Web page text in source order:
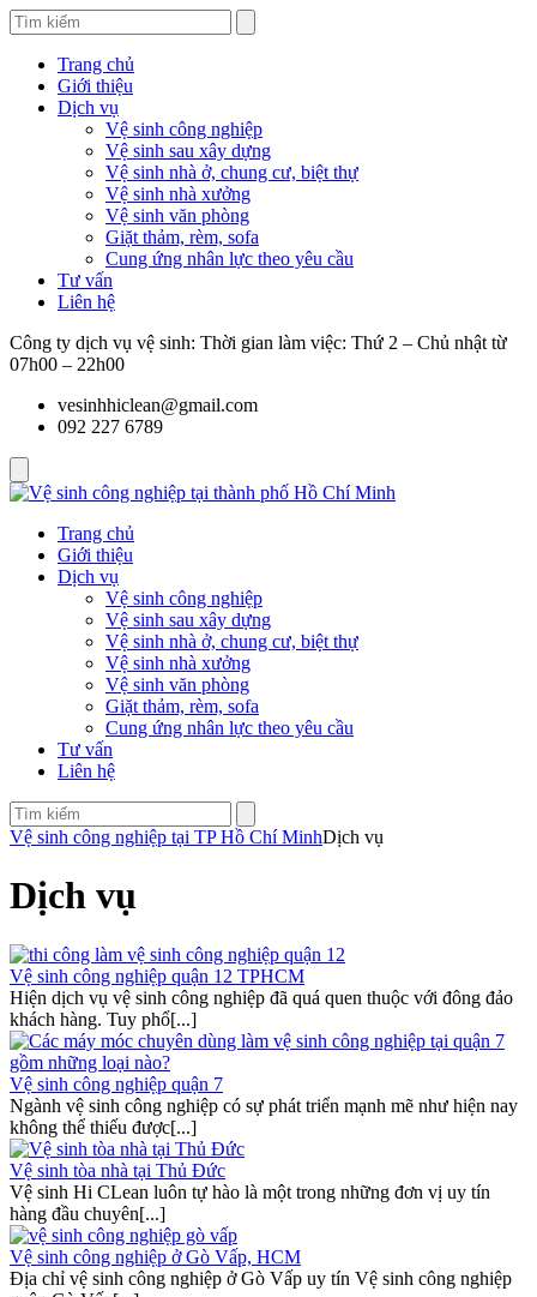
Trang chủ
Giới thiệu
Dịch vụ
Vệ sinh công nghiệp
Vệ sinh sau xây dựng
Vệ sinh nhà ở, chung cư, biệt thự
Vệ sinh nhà xưởng
Vệ sinh văn phòng
Giặt thảm, rèm, sofa
Cung ứng nhân lực theo yêu cầu
Tư vấn
Liên hệ
Công ty dịch vụ vệ sinh: Thời gian làm việc: Thứ 2 – Chủ nhật từ
07h00 – 22h00
vesinhhiclean@gmail.com
092 227 6789
Trang chủ
Giới thiệu
Dịch vụ
Vệ sinh công nghiệp
Vệ sinh sau xây dựng
Vệ sinh nhà ở, chung cư, biệt thự
Vệ sinh nhà xưởng
Vệ sinh văn phòng
Giặt thảm, rèm, sofa
Cung ứng nhân lực theo yêu cầu
Tư vấn
Liên hệ
Vệ sinh công nghiệp tại TP Hồ Chí MinhDịch vụ
Dịch vụ
Vệ sinh công nghiệp quận 12 TPHCM
Hiện dịch vụ vệ sinh công nghiệp đã quá quen thuộc với đông đảo
khách hàng. Tuy phổ[...]
Vệ sinh công nghiệp quận 7
Ngành vệ sinh công nghiệp có sự phát triển mạnh mẽ như hiện nay
không thể thiếu được[...]
Vệ sinh tòa nhà tại Thủ Đức
Vệ sinh Hi CLean luôn tự hào là một trong những đơn vị uy tín
hàng đầu chuyên[...]
Vệ sinh công nghiệp ở Gò Vấp, HCM
Địa chỉ vệ sinh công nghiệp ở Gò Vấp uy tín Vệ sinh công nghiệp